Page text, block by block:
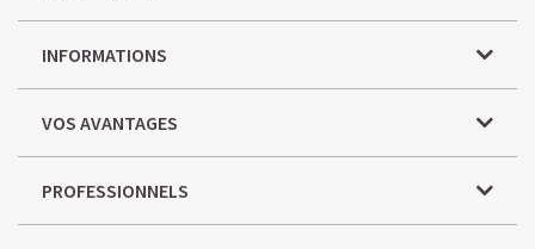
INFORMATIONS
VOS AVANTAGES
PROFESSIONNELS